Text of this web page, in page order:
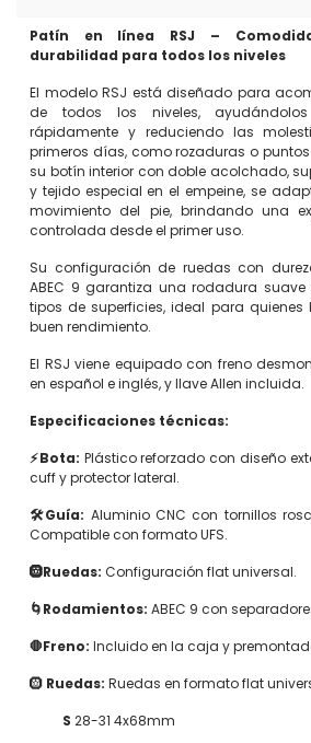
Patín en línea RSJ –
durabilidad para todos los niveles
El modelo RSJ está diseñado para
de todos los niveles,
rápidamente y reduciendo las
primeros días, como rozaduras o
su botín interior con doble acolchado,
y tejido especial en el empeine, se
movimiento del pie, brindando una
controlada desde el primer uso.
Su configuración de ruedas con
ABEC 9 garantiza una rodadura
tipos de superficies, ideal para
buen rendimiento.
El RSJ viene equipado con freno
en español e inglés, y llave Allen incluida.
Especificaciones técnicas:
⚡Bota: Plástico reforzado con diseño
cuff y protector lateral.
🛠️Guía: Aluminio CNC con tornillos
Compatible con formato UFS.
🛞Ruedas: Configuración flat universal.
🌀Rodamientos: ABEC 9 con
🛑Freno: Incluido en la caja y
🛞 Ruedas: Ruedas en formato flat
S 28-31 4x68mm